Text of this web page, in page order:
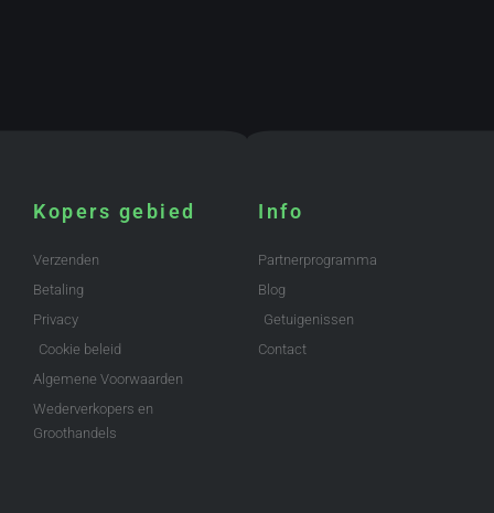
Kopers gebied
Verzenden
Betaling
Privacy
Cookie beleid
Algemene Voorwaarden
Wederverkopers en
Groothandels
Info
Partnerprogramma
Blog
Getuigenissen
Contact